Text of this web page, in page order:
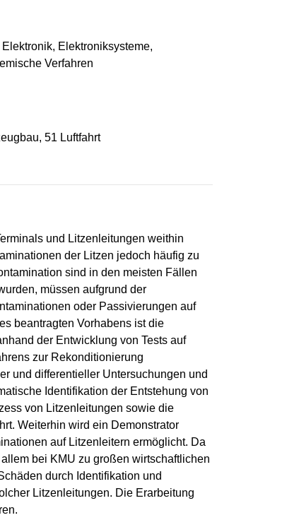
Elektroniksysteme,
Verfahren
51 Luftfahrt
und Litzenleitungen weithin
der Litzen jedoch häufig zu
sind in den meisten Fällen
müssen aufgrund der
oder Passivierungen auf
beantragten Vorhabens ist die
der Entwicklung von Tests auf
zur Rekonditionierung
und differentieller Untersuchungen und
Identifikation der Entstehung von
von Litzenleitungen sowie die
Weiterhin wird ein Demonstrator
auf Litzenleitern ermöglicht. Da
bei KMU zu großen wirtschaftlichen
durch Identifikation und
Litzenleitungen. Die Erarbeitung